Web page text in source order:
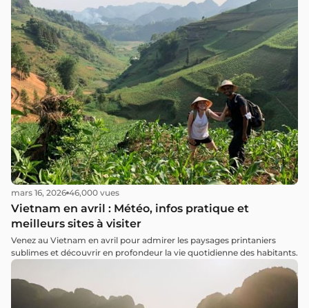
mars 16, 2026 46,000 vues
Vietnam en avril : Météo, infos pratique et
meilleurs sites à visiter
Venez au Vietnam en avril pour admirer les paysages printaniers
sublimes et découvrir en profondeur la vie quotidienne des habitants.